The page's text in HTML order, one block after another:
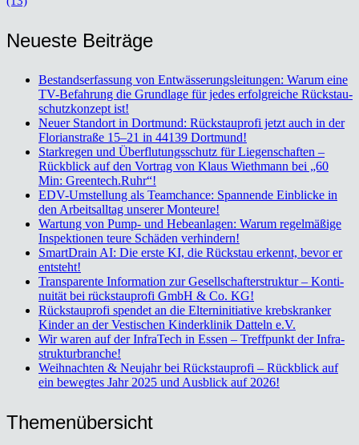
Neu­es­te Bei­trä­ge
Bestands­er­fas­sung von Ent­wäs­se­rungs­lei­tun­gen: War­um eine
TV-Befah­rung die Grund­la­ge für jedes erfolg­rei­che Rückstau­
schutz­kon­zept ist!
Neu­er Stand­ort in Dort­mund: Rück­stau­pro­fi jetzt auch in der
Flo­ri­an­stra­ße 15–21 in 44139 Dort­mund!
Stark­re­gen und Über­flu­tungs­schutz für Lie­gen­schaf­ten –
Rück­blick auf den Vor­trag von Klaus Wieth­mann bei „60
Min: Greentech.Ruhr“!
EDV-Umstel­lung als Team­chan­ce: Span­nen­de Ein­bli­cke in
den Arbeits­all­tag unse­rer Mon­teu­re!
War­tung von Pump- und Hebe­an­la­gen: War­um regel­mä­ßi­ge
Inspek­tio­nen teu­re Schä­den ver­hin­dern!
Smart­Drain AI: Die ers­te KI, die Rück­stau erkennt, bevor er
ent­steht!
Trans­pa­ren­te Infor­ma­ti­on zur Gesell­schaf­ter­struk­tur – Kon­ti­
nui­tät bei rück­stau­pro­fi GmbH & Co. KG!
Rück­stau­pro­fi spen­det an die Eltern­in­itia­ti­ve krebs­kran­ker
Kin­der an der Ves­ti­schen Kin­der­kli­nik Dat­teln e.V.
Wir waren auf der Infra­Tech in Essen – Treff­punkt der Infra­
struk­tur­bran­che!
Weih­nach­ten & Neu­jahr bei Rück­stau­pro­fi – Rück­blick auf
ein beweg­tes Jahr 2025 und Aus­blick auf 2026!
The­men­über­sicht